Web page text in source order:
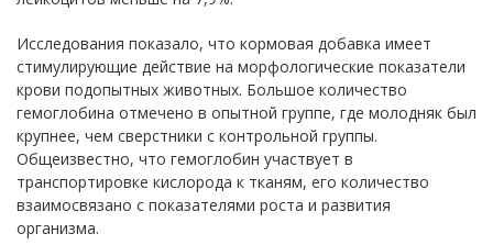
Исследования показало, что кормовая добавка имеет
стимулирующие действие на морфологические показатели
крови подопытных животных. Большое количество
гемоглобина отмечено в опытной группе, где молодняк был
крупнее, чем сверстники с контрольной группы.
Общеизвестно, что гемоглобин участвует в
транспортировке кислорода к тканям, его количество
взаимосвязано с показателями роста и развития
организма.